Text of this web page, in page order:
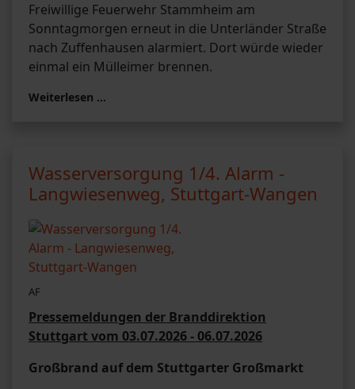
Freiwillige Feuerwehr Stammheim am
Sonntagmorgen erneut in die Unterländer Straße
nach Zuffenhausen alarmiert. Dort würde wieder
einmal ein Mülleimer brennen.
Weiterlesen …
Wasserversorgung 1/4. Alarm -
Langwiesenweg, Stuttgart-Wangen
AF
Pressemeldungen der Branddirektion
Stuttgart vom 03.07.2026 - 06.07.2026
Großbrand auf dem Stuttgarter Großmarkt